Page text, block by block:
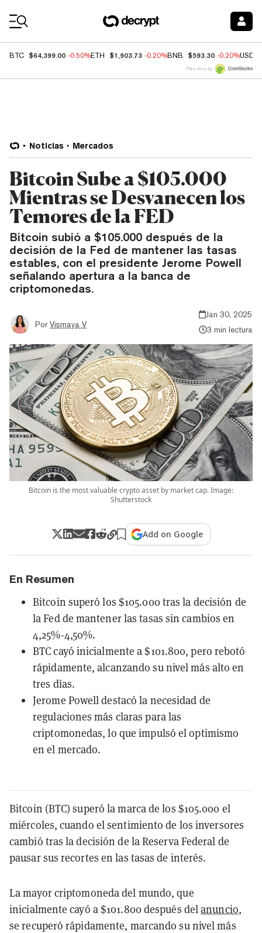
BTC $64,399.00 -0.50%ETH $1,903.73 -0.20%BNB $593.30 -0.20%USDC
Price data by
Noticias Mercados
Bitcoin Sube a $105.000
Mientras se Desvanecen los
Temores de la FED
Bitcoin subió a $105.000 después de la
decisión de la Fed de mantener las tasas
estables, con el presidente Jerome Powell
señalando apertura a la banca de
criptomonedas.
Por Vismaya V
Jan 30, 2025
3 min lectura
Bitcoin is the most valuable crypto asset by market cap. Image:
Shutterstock
Add on Google
En Resumen
Bitcoin superó los $105.000 tras la decisión de
la Fed de mantener las tasas sin cambios en
4,25%-4,50%.
BTC cayó inicialmente a $101.800, pero rebotó
rápidamente, alcanzando su nivel más alto en
tres días.
Jerome Powell destacó la necesidad de
regulaciones más claras para las
criptomonedas, lo que impulsó el optimismo
en el mercado.
Bitcoin (BTC) superó la marca de los $105.000 el
miércoles, cuando el sentimiento de los inversores
cambió tras la decisión de la Reserva Federal de
pausar sus recortes en las tasas de interés.
La mayor criptomoneda del mundo, que
inicialmente cayó a $101.800 después delanuncio,
se recuperó rápidamente, marcando su nivel más